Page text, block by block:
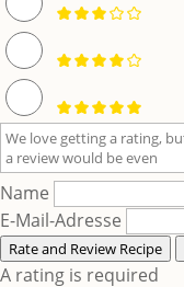
Name
E-Mail-Adresse
Rate and Review Recipe
A rating is required